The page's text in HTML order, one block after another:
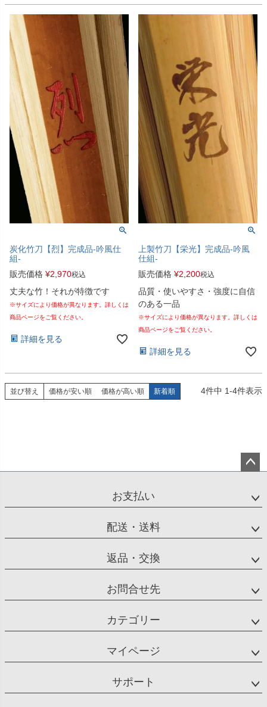
炭化竹刀【烈】完成品-吟風仕
組-
販売価格 ¥2,970税込
丈夫な竹！それが特徴です
※サイズにより価格が異なります。詳しくは
商品ページをご覧ください。
詳細を見る
上製竹刀【栄光】完成品-吟風
仕組-
販売価格 ¥2,200税込
品質・使いやすさ・強度に自信
のある一品
※サイズにより価格が異なります。詳しくは
商品ページをご覧ください。
詳細を見る
並び替え 価格が安い順 価格が高い順 新着順 4件中 1-4件表示
ップ
お支払い
配送・送料
返品・交換
お問合せ先
カテゴリー
マイページ
サポート